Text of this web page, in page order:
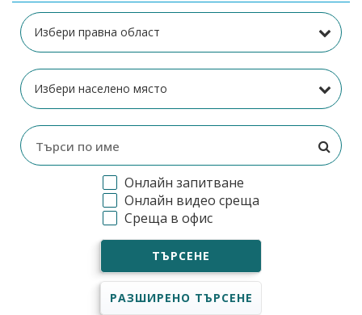
Онлайн запитване
Онлайн видео среща
Среща в офис
ТЪРСЕНЕ
РАЗШИРЕНО ТЪРСЕНЕ